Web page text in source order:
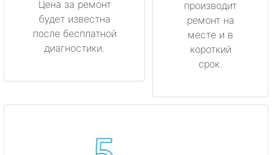
метро Менделеевская
метро Красногвардейская
метро Мякинино
метро Кузьминки
Цена за ремонт
будет известна
после бесплатной
диагностики.
производит
ремонт на
месте и в
короткий
срок.